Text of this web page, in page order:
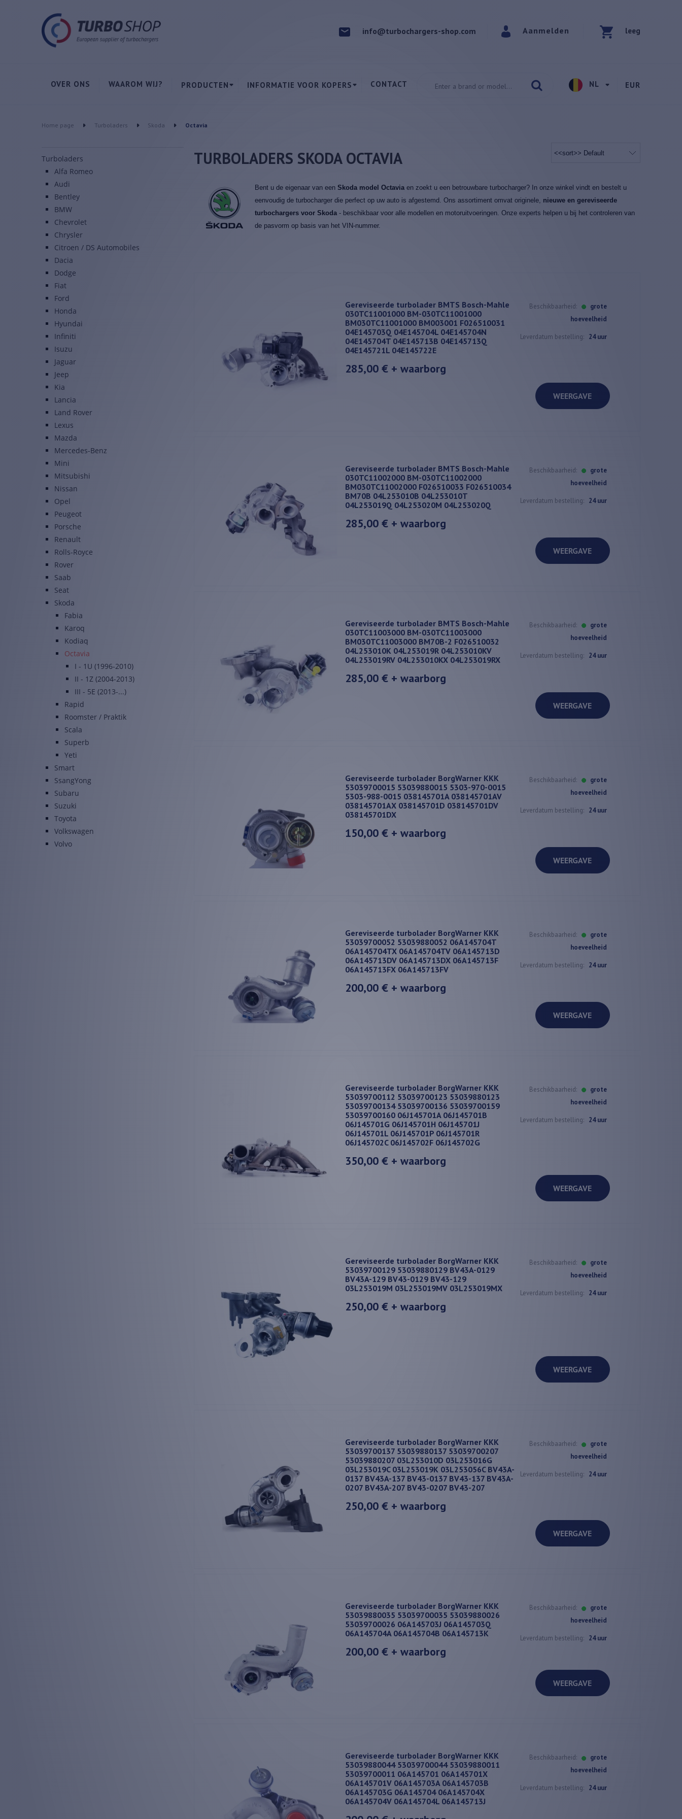
info@turbochargers-shop.com Aanmelden leeg
OVER ONS WAAROM WIJ? PRODUCTEN INFORMATIE VOOR KOPERS CONTACT NL EUR
Home page Turboladers Skoda Octavia
Turboladers
Alfa Romeo
Audi
Bentley
BMW
Chevrolet
Chrysler
Citroen / DS Automobiles
Dacia
Dodge
Fiat
Ford
Honda
Hyundai
Infiniti
Isuzu
Jaguar
Jeep
Kia
Lancia
Land Rover
Lexus
Mazda
Mercedes-Benz
Mini
Mitsubishi
Nissan
Opel
Peugeot
Porsche
Renault
Rolls-Royce
Rover
Saab
Seat
Skoda
Fabia
Karoq
Kodiaq
Octavia
I - 1U (1996-2010)
II - 1Z (2004-2013)
III - 5E (2013-...)
Rapid
Roomster / Praktik
Scala
Superb
Yeti
Smart
SsangYong
Subaru
Suzuki
Toyota
Volkswagen
Volvo
TURBOLADERS SKODA OCTAVIA
Bent u de eigenaar van een Skoda model Octavia en zoekt u een betrouwbare turbocharger? In onze winkel vindt en bestelt u
eenvoudig de turbocharger die perfect op uw auto is afgestemd. Ons assortiment omvat originele, nieuwe en gereviseerde
turbochargers voor Skoda - beschikbaar voor alle modellen en motoruitvoeringen. Onze experts helpen u bij het controleren van
de pasvorm op basis van het VIN-nummer.
Gereviseerde turbolader BMTS Bosch-Mahle
030TC11001000 BM-030TC11001000
BM030TC11001000 BM003001 F026510031
04E145703Q 04E145704L 04E145704N
04E145704T 04E145713B 04E145713Q
04E145721L 04E145722E
285,00 € + waarborg
Beschikbaarheid:
grote
hoeveelheid
Leverdatum bestelling: 24 uur
WEERGAVE
Gereviseerde turbolader BMTS Bosch-Mahle
030TC11002000 BM-030TC11002000
BM030TC11002000 F026510033 F026510034
BM70B 04L253010B 04L253010T
04L253019Q 04L253020M 04L253020Q
285,00 € + waarborg
Beschikbaarheid:
grote
hoeveelheid
Leverdatum bestelling: 24 uur
WEERGAVE
Gereviseerde turbolader BMTS Bosch-Mahle
030TC11003000 BM-030TC11003000
BM030TC11003000 BM70B-2 F026510032
04L253010K 04L253019R 04L253010KV
04L253019RV 04L253010KX 04L253019RX
285,00 € + waarborg
Beschikbaarheid:
grote
hoeveelheid
Leverdatum bestelling: 24 uur
WEERGAVE
Gereviseerde turbolader BorgWarner KKK
53039700015 53039880015 5303-970-0015
5303-988-0015 038145701A 038145701AV
038145701AX 038145701D 038145701DV
038145701DX
150,00 € + waarborg
Beschikbaarheid:
grote
hoeveelheid
Leverdatum bestelling: 24 uur
WEERGAVE
Gereviseerde turbolader BorgWarner KKK
53039700052 53039880052 06A145704T
06A145704TX 06A145704TV 06A145713D
06A145713DV 06A145713DX 06A145713F
06A145713FX 06A145713FV
200,00 € + waarborg
Beschikbaarheid:
grote
hoeveelheid
Leverdatum bestelling: 24 uur
WEERGAVE
Gereviseerde turbolader BorgWarner KKK
53039700112 53039700123 53039880123
53039700134 53039700136 53039700159
53039700160 06J145701A 06J145701B
06J145701G 06J145701H 06J145701J
06J145701L 06J145701P 06J145701R
06J145702C 06J145702F 06J145702G
350,00 € + waarborg
Beschikbaarheid:
grote
hoeveelheid
Leverdatum bestelling: 24 uur
WEERGAVE
Gereviseerde turbolader BorgWarner KKK
53039700129 53039880129 BV43A-0129
BV43A-129 BV43-0129 BV43-129
03L253019M 03L253019MV 03L253019MX
250,00 € + waarborg
Beschikbaarheid:
grote
hoeveelheid
Leverdatum bestelling: 24 uur
WEERGAVE
Gereviseerde turbolader BorgWarner KKK
53039700137 53039880137 53039700207
53039880207 03L253010D 03L253016G
03L253019C 03L253019K 03L253056C BV43A-
0137 BV43A-137 BV43-0137 BV43-137 BV43A-
0207 BV43A-207 BV43-0207 BV43-207
250,00 € + waarborg
Beschikbaarheid:
grote
hoeveelheid
Leverdatum bestelling: 24 uur
WEERGAVE
Gereviseerde turbolader BorgWarner KKK
53039880035 53039700035 53039880026
53039700026 06A145703J 06A145703Q
06A145704A 06A145704B 06A145713K
200,00 € + waarborg
Beschikbaarheid:
grote
hoeveelheid
Leverdatum bestelling: 24 uur
WEERGAVE
Gereviseerde turbolader BorgWarner KKK
53039880044 53039700044 53039880011
53039700011 06A145701 06A145701X
06A145701V 06A145703A 06A145703B
06A145703G 06A145704 06A145704X
06A145704V 06A145704L 06A145713J
Beschikbaarheid:
grote
hoeveelheid
Leverdatum bestelling: 24 uur